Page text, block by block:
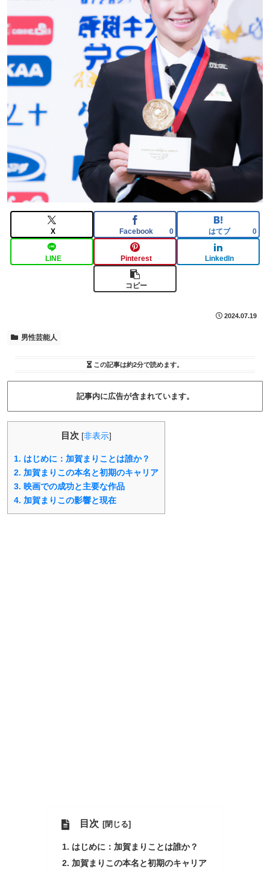
X Facebook 0 はてブ 0
LINE Pinterest LinkedIn
コピー
2024.07.19
男性芸能人
この記事は約2分で読めます。
記事内に広告が含まれています。
目次 [非表示]
1. はじめに：加賀まりことは誰か？
2. 加賀まりこの本名と初期のキャリア
3. 映画での成功と主要な作品
4. 加賀まりこの影響と現在
目次
はじめに：加賀まりことは誰か？
加賀まりこの本名と初期のキャリア